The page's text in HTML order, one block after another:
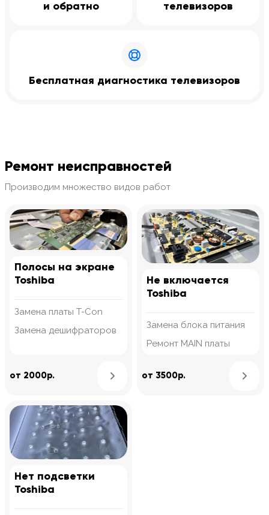
и обратно
телевизоров
Бесплатная диагностика телевизоров
Ремонт неисправностей
Производим множество видов работ
Полосы на экране
Toshiba
Замена платы T-Con
Замена дешифраторов
от 2000р. Узнать подробнее
Не включается
Toshiba
Замена блока питания
Ремонт MAIN платы
от 3500р.
Нет подсветки
Toshiba